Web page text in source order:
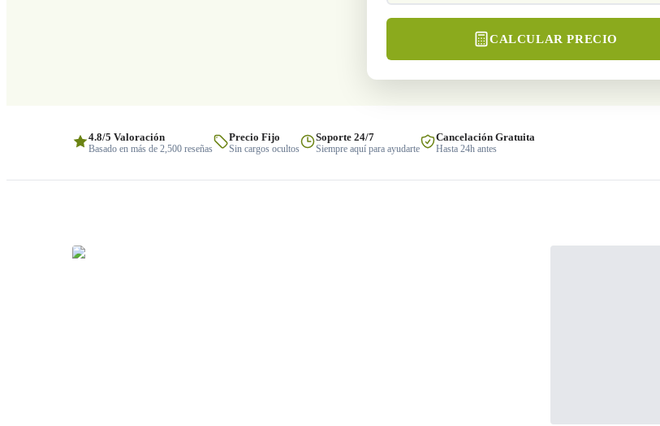
CALCULAR PRECIO
4.8/5 Valoración
Basado en más de 2,500 reseñas
Precio Fijo
Sin cargos ocultos
Soporte 24/7
Siempre aquí para ayudarte
Cancelación Gratuita
Hasta 24h antes